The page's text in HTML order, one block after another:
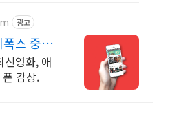
광고
스 중드
신영화, 애
감상.